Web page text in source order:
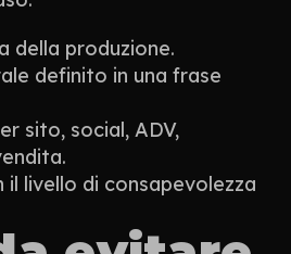
della produzione.
definito in una frase
sito, social, ADV,
il livello di consapevolezza